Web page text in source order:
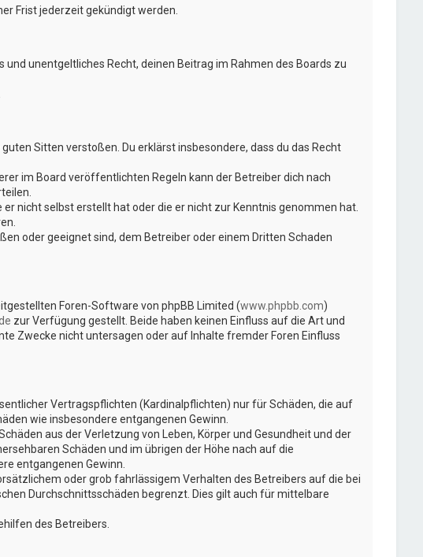
Frist jederzeit gekündigt werden.
unentgeltliches Recht, deinen Beitrag im Rahmen des Boards zu
Sitten verstoßen. Du erklärst insbesondere, dass du das Recht
im Board veröffentlichten Regeln kann der Betreiber dich nach
nicht selbst erstellt hat oder die er nicht zur Kenntnis genommen hat.
oder geeignet sind, dem Betreiber oder einem Dritten Schaden
Foren-Software von phpBB Limited (www.phpbb.com)
zur Verfügung gestellt. Beide haben keinen Einfluss auf die Art und
Zwecke nicht untersagen oder auf Inhalte fremder Foren Einfluss
Vertragspflichten (Kardinalpflichten) nur für Schäden, die auf
wie insbesondere entgangenen Gewinn.
aus der Verletzung von Leben, Körper und Gesundheit und der
Schäden und im übrigen der Höhe nach auf die
entgangenen Gewinn.
oder grob fahrlässigem Verhalten des Betreibers auf die bei
Durchschnittsschäden begrenzt. Dies gilt auch für mittelbare
des Betreibers.